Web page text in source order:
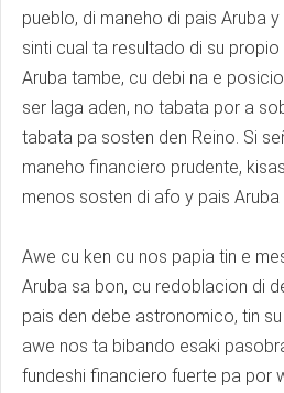
pueblo, di maneho di pais Aruba
sinti cual ta resultado di su
Aruba tambe, cu debi na e
ser laga aden, no tabata por a
tabata pa sosten den Reino. Si
maneho financiero prudente,
menos sosten di afo y pais
Awe cu ken cu nos papia tin e
Aruba sa bon, cu redoblacion di
pais den debe astronomico, tin
awe nos ta bibando esaki
fundeshi financiero fuerte pa por